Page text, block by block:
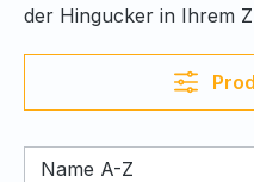
der Hingucker in Ihrem